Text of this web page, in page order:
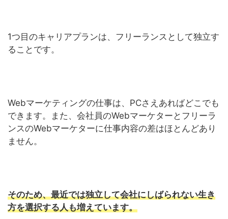
1つ目のキャリアプランは、フリーランスとして独立す
ることです。
Webマーケティングの仕事は、PCさえあればどこでも
できます。また、会社員のWebマーケターとフリーラ
ンスのWebマーケターに仕事内容の差はほとんどあり
ません。
そのため、最近では独立して会社にしばられない生き
方を選択する人も増えています。